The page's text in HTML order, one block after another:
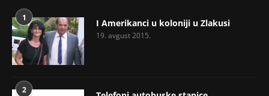
1 I Amerikanci u koloniji u Zlakusi
19. avgust 2015.
2